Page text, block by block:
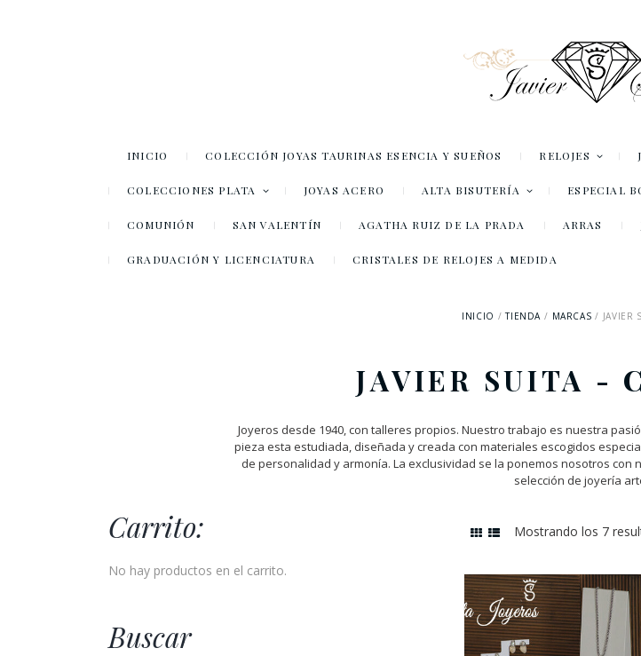
INICIO COLECCIÓN JOYAS TAURINAS ESENCIA Y SUEÑOS RELOJES
COLECCIONES PLATA JOYAS ACERO ALTA BISUTERÍA ESPECIAL
COMUNIÓN SAN VALENTÍN AGATHA RUIZ DE LA PRADA ARRAS
GRADUACIÓN Y LICENCIATURA CRISTALES DE RELOJES A MEDIDA
INICIO TIENDA MARCAS JAVIER
JAVIER SUITA -
Joyeros desde 1940, con talleres propios. Nuestro trabajo es nuestra
pieza esta estudiada, diseñada y creada con materiales escogidos
de personalidad y armonía. La exclusividad se la ponemos nosotros
selección de joyería
Mostrando los 7
Carrito:
No hay productos en el carrito.
Buscar